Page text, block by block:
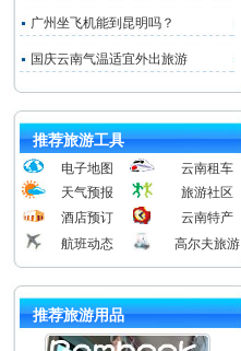
广州坐飞机能到昆明吗？
国庆云南气温适宜外出旅游
推荐旅游工具
电子地图
云南租车
天气预报
旅游社区
酒店预订
云南特产
航班动态
高尔夫旅游
推荐旅游用品